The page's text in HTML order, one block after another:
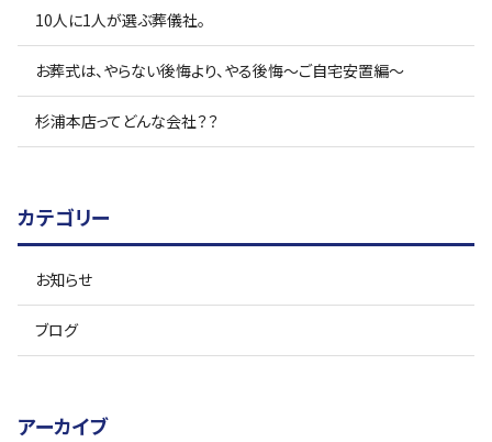
10人に1人が選ぶ葬儀社。
お葬式は、やらない後悔より、やる後悔〜ご自宅安置編〜
杉浦本店ってどんな会社？？
カテゴリー
お知らせ
ブログ
アーカイブ